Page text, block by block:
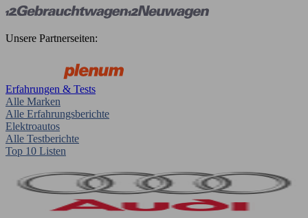
Unsere Partnerseiten:
Erfahrungen & Tests
Alle Marken
Alle Erfahrungsberichte
Elektroautos
Alle Testberichte
Top 10 Listen